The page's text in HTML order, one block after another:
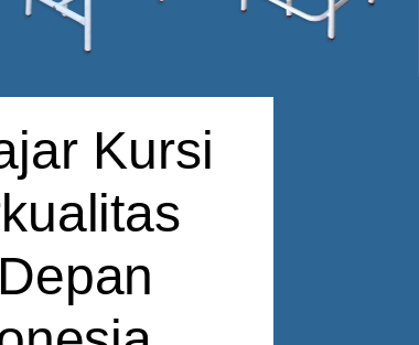
Kursi